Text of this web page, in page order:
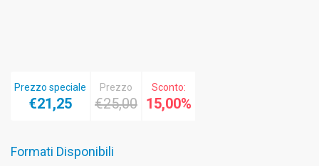
Prezzo speciale
€21,25
Prezzo
€25,00
Sconto:
15,00%
Formati Disponibili